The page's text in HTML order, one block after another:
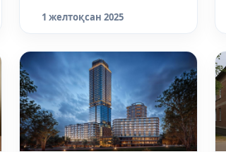
құю қондырғы...
1 желтоқсан 2025